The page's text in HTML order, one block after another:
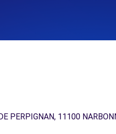
PERPIGNAN, 11100